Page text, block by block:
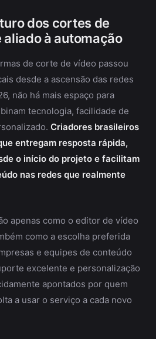
dos cortes de
à automação
de corte de vídeo passou
desde a ascensão das redes
não há mais espaço para
tecnologia, facilidade de
Criadores brasileiros
entregam resposta rápida,
o início do projeto e facilitam
nas redes que realmente
apenas como o editor de vídeo
como a escolha preferida
e equipes de conteúdo
excelente e personalização
apontados por quem
a usar o serviço a cada novo